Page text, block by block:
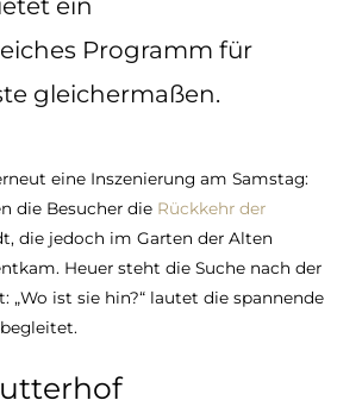
ein
Programm für
gleichermaßen.
eine Inszenierung am Samstag:
die Besucher die Rückkehr der
die jedoch im Garten der Alten
Heuer steht die Suche nach der
ist sie hin?“ lautet die spannende